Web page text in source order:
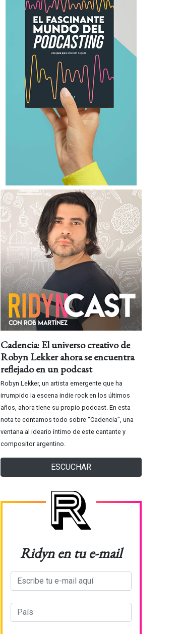
Cadencia: El universo creativo de
Robyn Lekker ahora se encuentra
reflejado en un podcast
Robyn Lekker, un artista emergente que ha
irrumpido la escena indie rock en los últimos
años, ahora tiene su propio podcast. En esta
nota te contamos todo sobre “Cadencia”, una
ventana al ideario íntimo de este cantante y
compositor argentino.
ESCUCHAR
Ridyn en tu e-mail